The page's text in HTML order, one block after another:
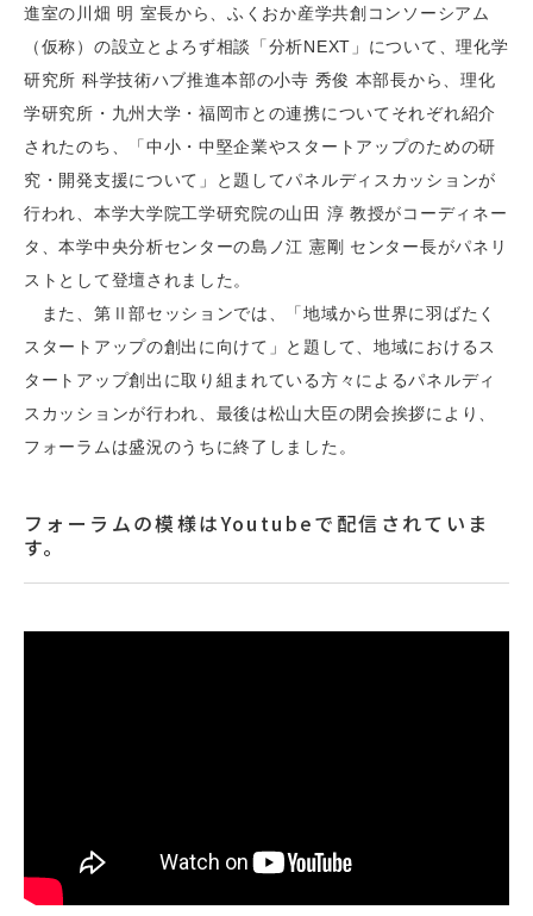
進室の川畑 明 室長から、ふくおか産学共創コンソーシアム
（仮称）の設立とよろず相談「分析NEXT」について、理化学
研究所 科学技術ハブ推進本部の小寺 秀俊 本部長から、理化
学研究所・九州大学・福岡市との連携についてそれぞれ紹介
されたのち、「中小・中堅企業やスタートアップのための研
究・開発支援について」と題してパネルディスカッションが
行われ、本学大学院工学研究院の山田 淳 教授がコーディネー
タ、本学中央分析センターの島ノ江 憲剛 センター長がパネリ
ストとして登壇されました。
また、第Ⅱ部セッションでは、「地域から世界に羽ばたく
スタートアップの創出に向けて」と題して、地域におけるス
タートアップ創出に取り組まれている方々によるパネルディ
スカッションが行われ、最後は松山大臣の閉会挨拶により、
フォーラムは盛況のうちに終了しました。
フォーラムの模様はYoutubeで配信されていま
す。